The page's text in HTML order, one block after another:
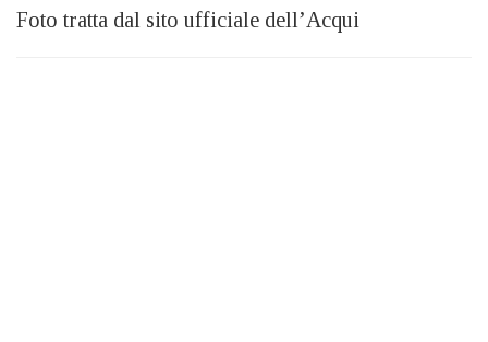
Foto tratta dal sito ufficiale dell’Acqui